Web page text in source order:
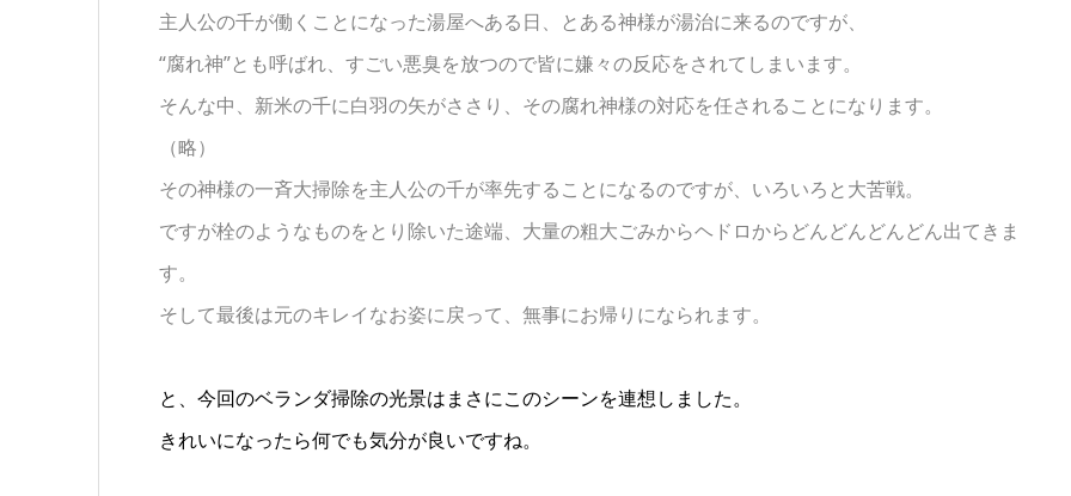
主人公の千が働くことになった湯屋へある日、とある神様が湯治に来るのですが、
“腐れ神”とも呼ばれ、すごい悪臭を放つので皆に嫌々の反応をされてしまいます。
そんな中、新米の千に白羽の矢がささり、その腐れ神様の対応を任されることになります。
（略）
その神様の一斉大掃除を主人公の千が率先することになるのですが、いろいろと大苦戦。
ですが栓のようなものをとり除いた途端、大量の粗大ごみからヘドロからどんどんどんどん出てきま
す。
そして最後は元のキレイなお姿に戻って、無事にお帰りになられます。
と、今回のベランダ掃除の光景はまさにこのシーンを連想しました。
きれいになったら何でも気分が良いですね。